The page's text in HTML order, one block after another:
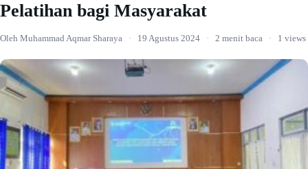
Pelatihan bagi Masyarakat
Oleh Muhammad Aqmar Sharaya · 19 Agustus 2024 · 2 menit baca · 1 views